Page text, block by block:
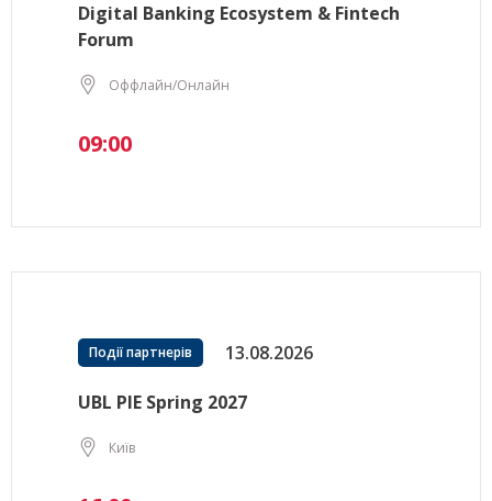
Digital Banking Ecosystem & Fintech
Forum
Оффлайн/Онлайн
09:00
Події партнерів 13.08.2026
UBL PIE Spring 2027
Київ